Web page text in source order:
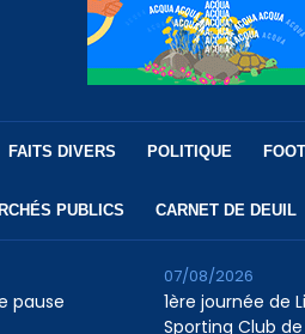
FAITS DIVERS POLITIQUE
PUBLICS CARNET DE DEUIL
pause
1ère journée de
Sporting Club
07/08/2026